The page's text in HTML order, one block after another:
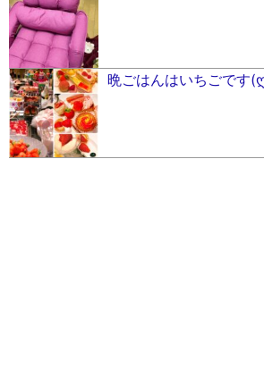
晩ごはんはいちごです